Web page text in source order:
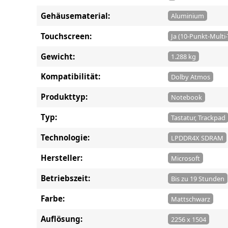
Gehäusematerial: Aluminium
Touchscreen: Ja (10-Punkt-
Gewicht: 1.288 kg
Kompatibilität: Dolby Atmos
Produkttyp: Notebook
Typ: Tastatur, Trackpad
Technologie: LPDDR4X SDRAM
Hersteller: Microsoft
Betriebszeit: Bis zu 19 Stunden
Farbe: Mattschwarz
Auflösung: 2256 x 1504